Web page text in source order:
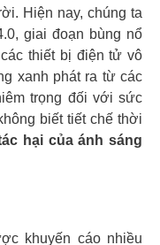
Hiện nay, chúng ta
giai đoạn bùng nổ
thiết bị điện tử vô
xanh phát ra từ các
trọng đối với sức
biết tiết chế thời
hại của ánh sáng
khuyến cáo nhiều